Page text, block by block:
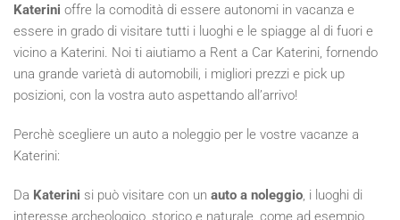
Katerini offre la comodità di essere autonomi in vacanza e
essere in grado di visitare tutti i luoghi e le spiagge al di fuori e
vicino a Katerini. Noi ti aiutiamo a Rent a Car Katerini, fornendo
una grande varietà di automobili, i migliori prezzi e pick up
posizioni, con la vostra auto aspettando all’arrivo!
Perchè scegliere un auto a noleggio per le vostre vacanze a
Katerini:
Da Katerini si può visitare con un auto a noleggio, i luoghi di
interesse archeologico, storico e naturale, come ad esempio